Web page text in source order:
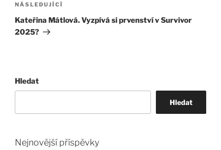
Následující
příspěvek
NÁSLEDUJÍCÍ
Kateřina Mátlová. Vyzpívá si prvenství v Survivor
2025?
Hledat
Hledat
Nejnovější příspěvky